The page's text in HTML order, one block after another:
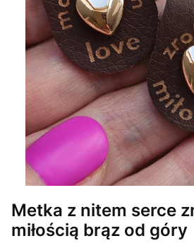
Metka z nitem serce
miłością brąz od góry